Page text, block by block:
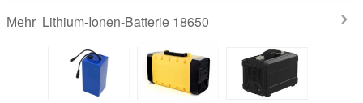
Mehr Lithium-Ionen-Batterie 18650